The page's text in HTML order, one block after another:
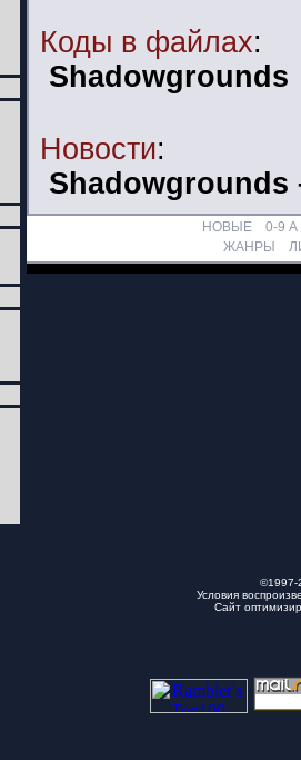
Коды в файлах:
Shadowgrounds
Новости:
Shadowgrounds
НОВЫЕ 0-9 A
ЖАНРЫ
Условия
Сайт